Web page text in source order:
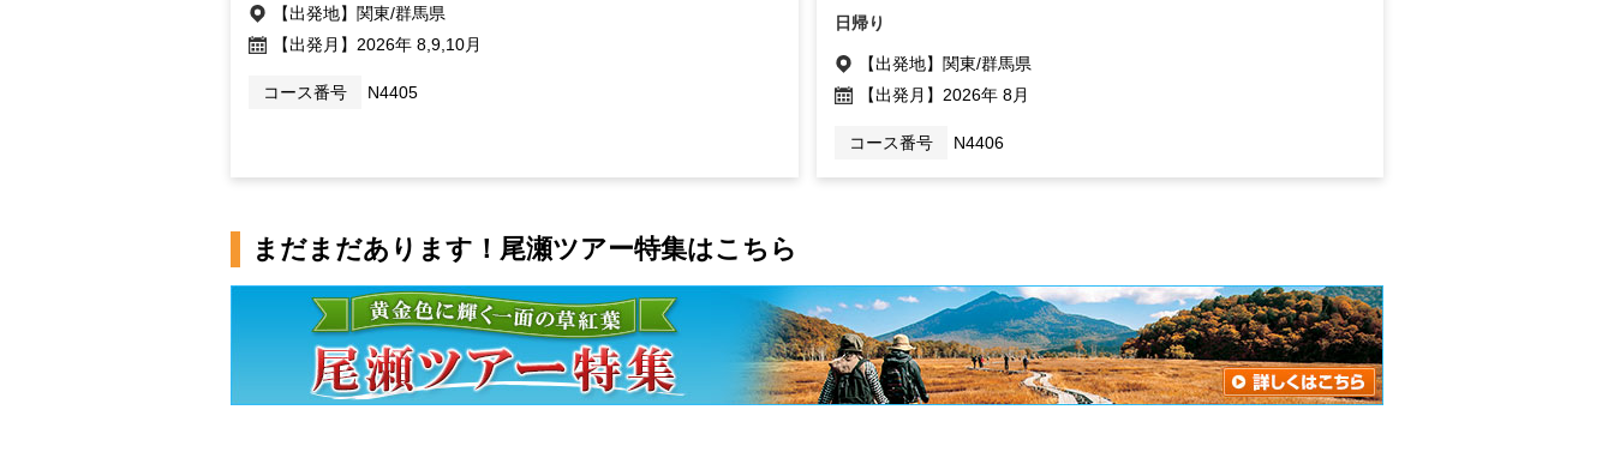
【出発地】 関東/群馬県
【出発月】 2026年 8,9,10月
コース番号 N4405
日帰り
【出発地】 関東/群馬県
【出発月】 2026年 8月
コース番号 N4406
まだまだあります！尾瀬ツアー特集はこちら